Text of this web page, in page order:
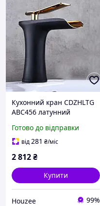
Кухонний кран CDZHLTG
ABC456 латунний
чорний один отвір для
гарячої та холодної води
Готово до відправки
від281 ₴/міс
2 812₴
Купити
Houzee 99%